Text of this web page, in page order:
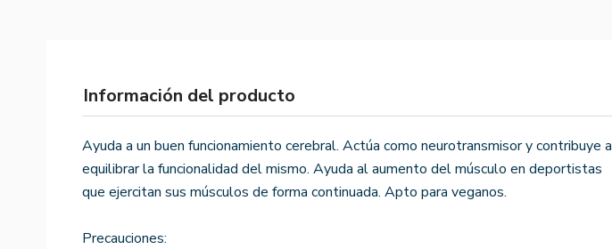
Información del producto
Ayuda a un buen funcionamiento cerebral. Actúa como neurotransmisor y contribuye a
equilibrar la funcionalidad del mismo. Ayuda al aumento del músculo en deportistas
que ejercitan sus músculos de forma continuada. Apto para veganos.
Precauciones: